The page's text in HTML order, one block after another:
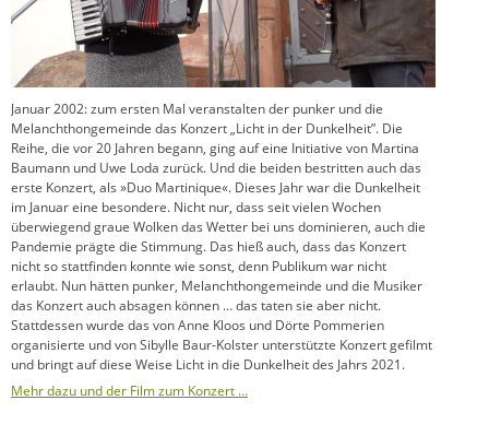
Januar 2002: zum ersten Mal veranstalten der punker und die
Melanchthongemeinde das Konzert „Licht in der Dunkelheit”. Die
Reihe, die vor 20 Jahren begann, ging auf eine Initiative von Martina
Baumann und Uwe Loda zurück. Und die beiden bestritten auch das
erste Konzert, als »Duo Martinique«. Dieses Jahr war die Dunkelheit
im Januar eine besondere. Nicht nur, dass seit vielen Wochen
überwiegend graue Wolken das Wetter bei uns dominieren, auch die
Pandemie prägte die Stimmung. Das hieß auch, dass das Konzert
nicht so stattfinden konnte wie sonst, denn Publikum war nicht
erlaubt. Nun hätten punker, Melanchthongemeinde und die Musiker
das Konzert auch absagen können … das taten sie aber nicht.
Stattdessen wurde das von Anne Kloos und Dörte Pommerien
organisierte und von Sibylle Baur-Kolster unterstützte Konzert gefilmt
und bringt auf diese Weise Licht in die Dunkelheit des Jahrs 2021.
Mehr dazu und der Film zum Konzert …